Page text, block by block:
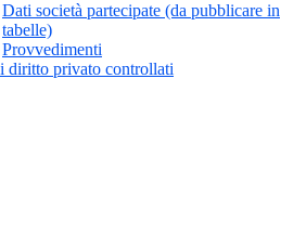
Dati società partecipate (da pubblicare in
tabelle)
Provvedimenti
diritto privato controllati